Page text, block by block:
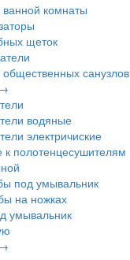
комнаты
щеток
санузлов
→
водяные
электричиские
полотенцесушителям
под умывальник
на ножках
умывальник
→